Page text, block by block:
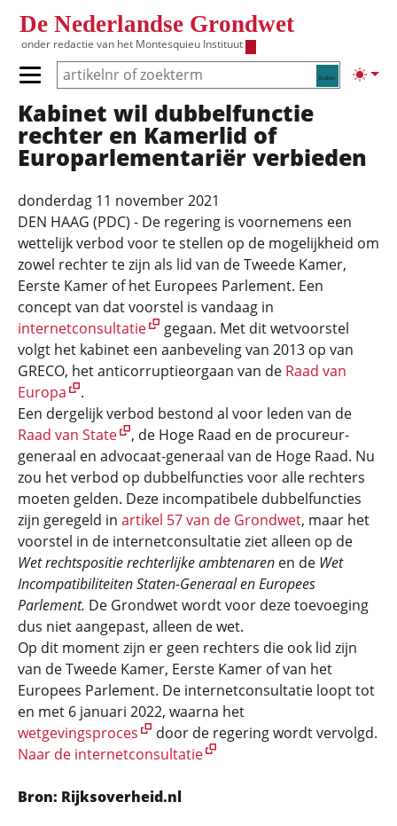
De Nederlandse Grondwet
onder redactie van het Montesquieu Instituut
Zoeken
Primair menu tonen/verbergen
Hoofdnavigatie
Kabinet wil dubbelfunctie
rechter en Kamerlid of
Europarlementariër verbieden
donderdag 11 november 2021
DEN HAAG (PDC) - De regering is voornemens een
wettelijk verbod voor te stellen op de mogelijkheid om
zowel rechter te zijn als lid van de Tweede Kamer,
Eerste Kamer of het Europees Parlement. Een
concept van dat voorstel is vandaag in
internetconsultatie
gegaan. Met dit wetvoorstel
volgt het kabinet een aanbeveling van 2013 op van
GRECO, het anticorruptieorgaan van de Raad van
Europa
.
Een dergelijk verbod bestond al voor leden van de
Raad van State
, de Hoge Raad en de procureur-
generaal en advocaat-generaal van de Hoge Raad. Nu
zou het verbod op dubbelfuncties voor alle rechters
moeten gelden. Deze incompatibele dubbelfuncties
zijn geregeld in artikel 57 van de Grondwet, maar het
voorstel in de internetconsultatie ziet alleen op de
Wet rechtspositie rechterlijke ambtenaren en de Wet
Incompatibiliteiten Staten-Generaal en Europees
Parlement. De Grondwet wordt voor deze toevoeging
dus niet aangepast, alleen de wet.
Op dit moment zijn er geen rechters die ook lid zijn
van de Tweede Kamer, Eerste Kamer of van het
Europees Parlement. De internetconsultatie loopt tot
en met 6 januari 2022, waarna het
wetgevingsproces
door de regering wordt vervolgd.
Naar de internetconsultatie
Bron: Rijksoverheid.nl